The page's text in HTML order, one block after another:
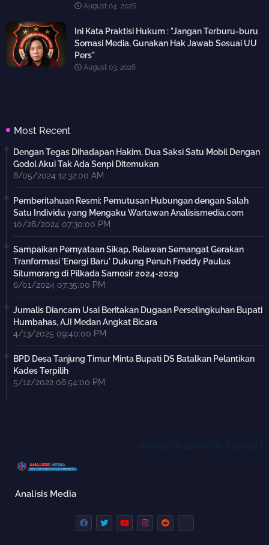
August 04, 2026
Ini Kata Praktisi Hukum : "Jangan Terburu-buru
Somasi Media, Gunakan Hak Jawab Sesuai UU
Pers"
August 03, 2026
Most Recent
Dengan Tegas Dihadapan Hakim, Dua Saksi Satu Mobil Dengan
Godol Akui Tak Ada Senpi Ditemukan
6/05/2024 12:32:00 AM
Pemberitahuan Resmi: Pemutusan Hubungan dengan Salah
Satu Individu yang Mengaku Wartawan Analisismedia.com
10/28/2024 07:30:00 PM
Sampaikan Pernyataan Sikap, Relawan Semangat Gerakan
Tranformasi 'Energi Baru' Dukung Penuh Freddy Paulus
Situmorang di Pilkada Samosir 2024-2029
6/01/2024 07:35:00 PM
Jurnalis Diancam Usai Beritakan Dugaan Perselingkuhan Bupati
Humbahas, AJI Medan Angkat Bicara
4/13/2025 09:40:00 PM
BPD Desa Tanjung Timur Minta Bupati DS Batalkan Pelantikan
Kades Terpilih
5/12/2022 06:54:00 PM
Analisis Media